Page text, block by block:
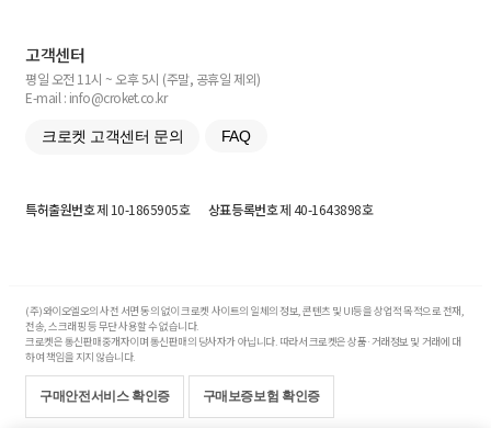
고객센터
평일 오전 11시 ~ 오후 5시 (주말, 공휴일 제외)
E-mail : info@croket.co.kr
크로켓 고객센터 문의 FAQ
특허출원번호제 10-1865905호 상표등록번호제 40-1643898호
(주)와이오엘오의 사전 서면 동의 없이 크로켓 사이트의 일체의 정보, 콘텐츠 및 UI등을 상업적 목적으로 전재,
전송, 스크래핑 등 무단 사용할 수 없습니다.
크로켓은 통신판매중개자이며 통신판매의 당사자가 아닙니다. 따라서 크로켓은 상품·거래정보 및 거래에 대
하여 책임을 지지 않습니다.
구매안전서비스 확인증 구매보증보험 확인증